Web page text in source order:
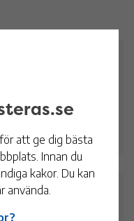
att ge dig bästa
Innan du
kakor. Du kan
använda.